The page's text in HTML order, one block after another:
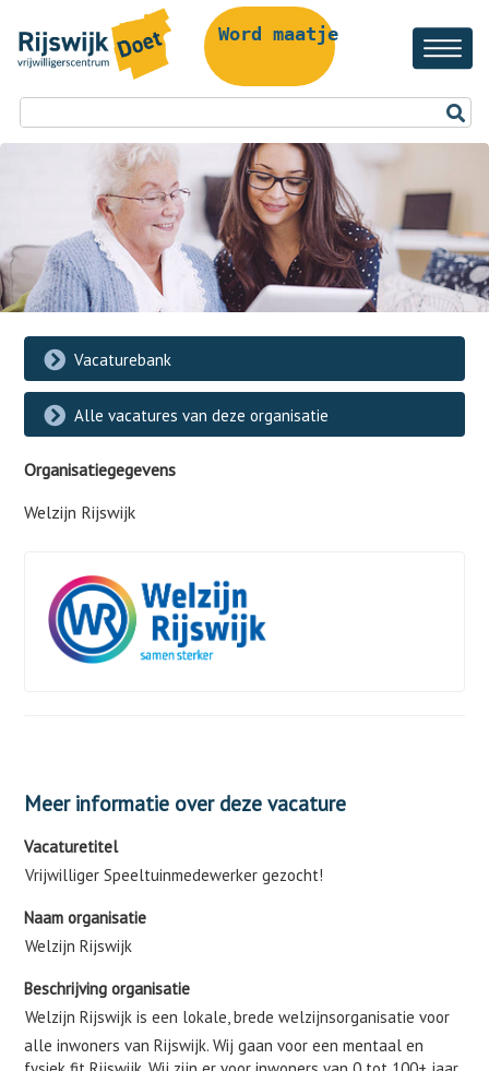
Word maatje!
Vacaturebank
Alle vacatures van deze organisatie
Organisatiegegevens
Welzijn Rijswijk
Meer informatie over deze vacature
Vacaturetitel
Vrijwilliger Speeltuinmedewerker gezocht!
Naam organisatie
Welzijn Rijswijk
Beschrijving organisatie
Welzijn Rijswijk is een lokale, brede welzijnsorganisatie voor
alle inwoners van Rijswijk. Wij gaan voor een mentaal en